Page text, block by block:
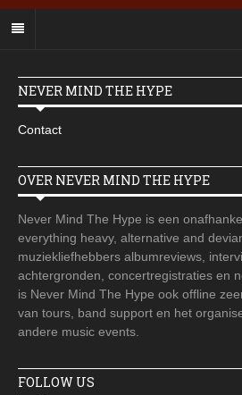
NEVER MIND THE HYPE
Contact
OVER NEVER MIND THE HYPE
Never Mind The Hype is een
everything heavy, alternative and
muziekliefhebbers albumreviews,
achtergronden, concertregistraties en
is Never Mind The Hype ook offline
van tours, band support en het
andere music events.
FOLLOW US